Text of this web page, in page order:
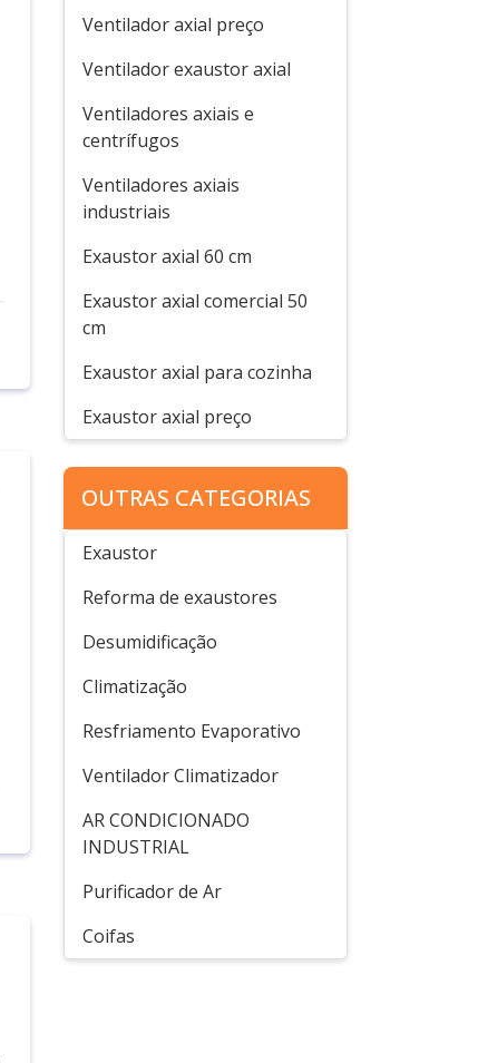
Ventilador axial preço
Ventilador exaustor axial
Ventiladores axiais e
centrífugos
Ventiladores axiais
industriais
Exaustor axial 60 cm
Exaustor axial comercial 50
cm
Exaustor axial para cozinha
Exaustor axial preço
OUTRAS CATEGORIAS
Exaustor
Reforma de exaustores
Desumidificação
Climatização
Resfriamento Evaporativo
Ventilador Climatizador
AR CONDICIONADO
INDUSTRIAL
Purificador de Ar
Coifas